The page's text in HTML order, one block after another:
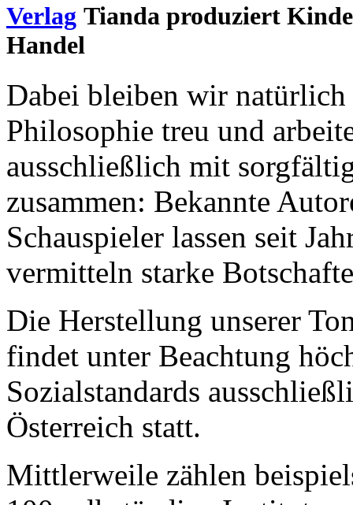
Tianda produziert
Handel
Dabei bleiben wir natürlich
Philosophie treu und
ausschließlich mit
zusammen: Bekannte
Schauspieler lassen seit
vermitteln starke
Die Herstellung unserer
findet unter Beachtung
Sozialstandards
Österreich statt.
Mittlerweile zählen